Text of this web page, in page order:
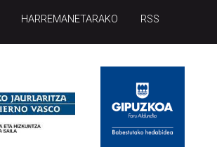
HARREMANETARAKO RSS